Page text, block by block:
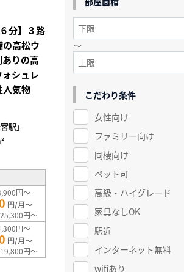
分】３路
高松ウ
りの高
シュレ
人気物
駅」
円～
円/月～
円～
円～
円/月～
円～
～
こだわり条件
女性向け
ファミリー向け
同棲向け
ペット可
高級・ハイグレード
家具なしOK
駅近
インターネット無料
wifiあり